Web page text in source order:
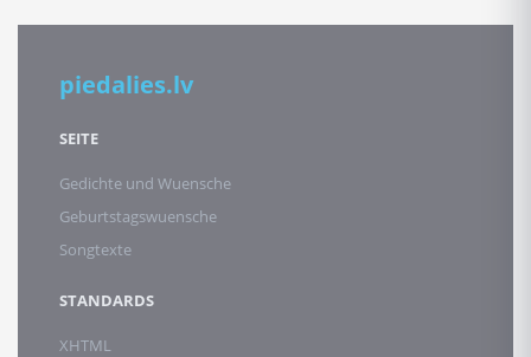
piedalies.lv
SEITE
Gedichte und Wuensche
Geburtstagswuensche
Songtexte
STANDARDS
XHTML